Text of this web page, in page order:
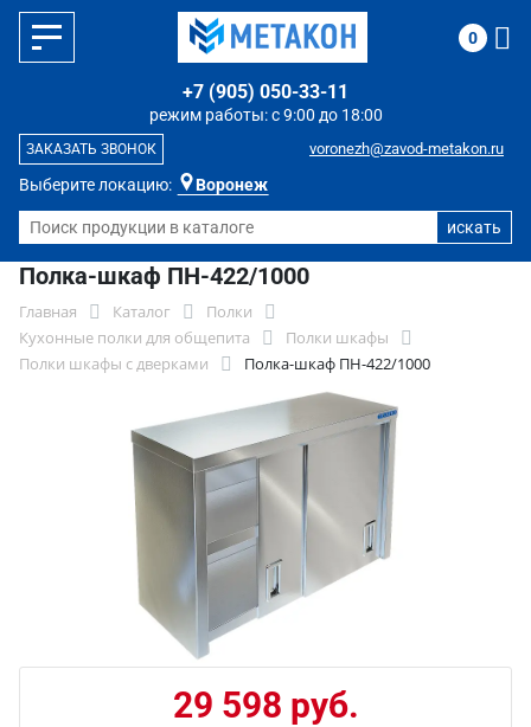
Выберите локацию: Воронеж
режим работы: с 9:00 до 18:00
+7 (905) 050-33-11
voronezh@zavod-metakon.ru
ЗАКАЗАТЬ ЗВОНОК
0
Полка-шкаф ПН-422/1000
Главная Каталог
Полки
Кухонные полки для общепита
Полки шкафы
Полки шкафы с дверками
Полка-шкаф ПН-422/1000
29 598 руб.